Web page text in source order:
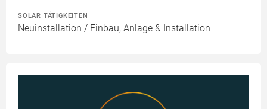
SOLAR TÄTIGKEITEN
Neuinstallation / Einbau, Anlage & Installation